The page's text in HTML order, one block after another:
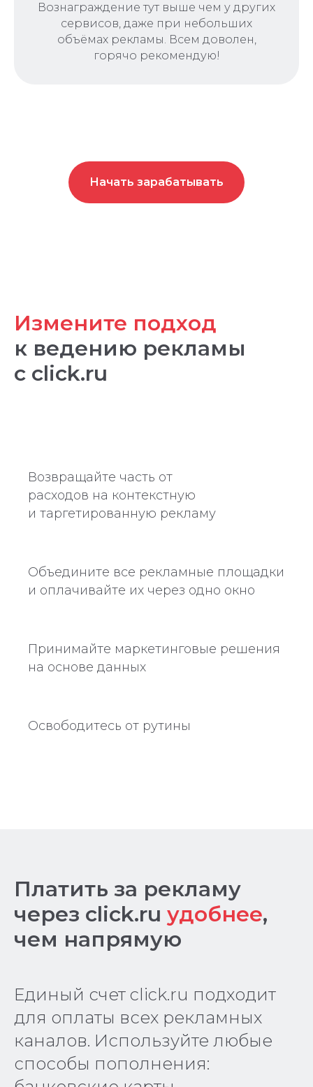
Вознаграждение тут выше чем у других
сервисов, даже при небольших
объёмах рекламы. Всем доволен,
горячо рекомендую!
Начать зарабатывать
Измените подход
к ведению рекламы
с click.ru
Возвращайте часть от
расходов на контекстную
и таргетированную рекламу
Объедините все рекламные площадки
и оплачивайте их через одно окно
Принимайте маркетинговые решения
на основе данных
Освободитесь от рутины
Платить за рекламу
через click.ru удобнее,
чем напрямую
Единый счет click.ru подходит
для оплаты всех рекламных
каналов. Используйте любые
способы пополнения: